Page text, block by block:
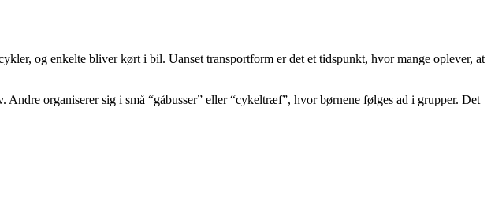
og enkelte bliver kørt i bil. Uanset transportform er det et tidspunkt, hvor mange oplever, at
organiserer sig i små “gåbusser” eller “cykeltræf”, hvor børnene følges ad i grupper. Det